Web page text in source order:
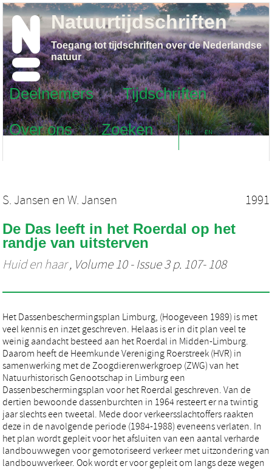
Deelnemers
Tijdschriften
Over ons
Zoeken NL EN
Natuurtijdschriften
Toegang tot tijdschriften over de Nederlandse
natuur
S. Jansen en W. Jansen 1991
De Das leeft in het Roerdal op het
randje van uitsterven
Huid en haar, Volume 10 - Issue 3 p. 107- 108
Het Dassenbeschermingsplan Limburg, (Hoogeveen 1989) is met
veel kennis en inzet geschreven. Helaas is er in dit plan veel te
weinig aandacht besteed aan het Roerdal in Midden-Limburg.
Daarom heeft de Heemkunde Vereniging Roerstreek (HVR) in
samenwerking met de Zoogdierenwerkgroep (ZWG) van het
Natuurhistorisch Genootschap in Limburg een
Dassenbeschermingsplan voor het Roerdal geschreven. Van de
dertien bewoonde dassenburchten in 1964 resteert er na twintig
jaar slechts een tweetal. Mede door verkeersslachtoffers raakten
deze in de navolgende periode (1984-1988) eveneens verlaten. In
het plan wordt gepleit voor het afsluiten van een aantal verharde
landbouwwegen voor gemotoriseerd verkeer met uitzondering van
landbouwverkeer. Ook wordt er voor gepleit om langs deze wegen